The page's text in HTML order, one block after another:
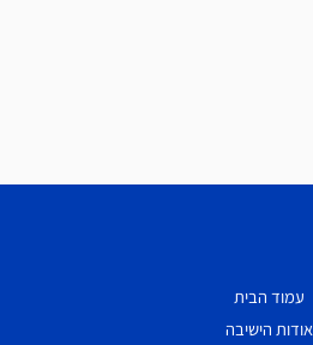
עמוד הבית
אודות הישיבה